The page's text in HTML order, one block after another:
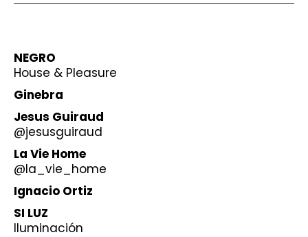
NEGRO
House & Pleasure
Ginebra
Jesus Guiraud
@jesusguiraud
La Vie Home
@la_vie_home
Ignacio Ortiz
SI LUZ
Iluminación